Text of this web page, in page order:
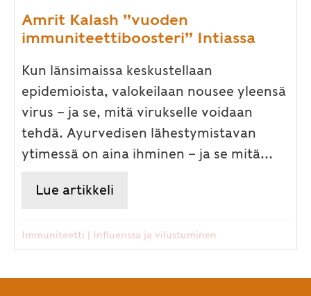
Amrit Kalash ”vuoden
immuniteettiboosteri” Intiassa
Kun länsimaissa keskustellaan
epidemioista, valokeilaan nousee yleensä
virus – ja se, mitä virukselle voidaan
tehdä. Ayurvedisen lähestymistavan
ytimessä on aina ihminen – ja se mitä...
Lue artikkeli
Immuniteetti | Influenssa ja vilustuminen